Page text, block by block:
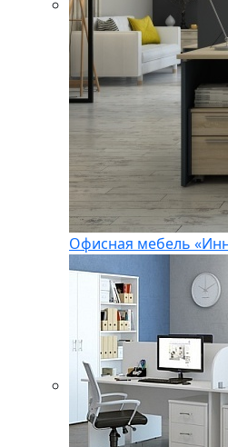
Офисная мебель